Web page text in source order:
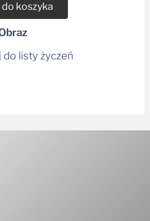
do koszyka
do listy życzeń